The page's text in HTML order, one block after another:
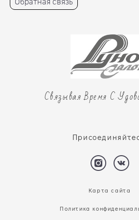
Обратная связь
Связывая Время С
Карта сайта
Политика